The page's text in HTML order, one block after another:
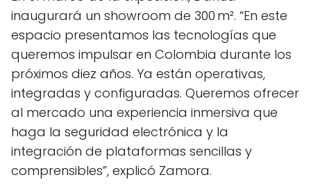
inaugurará un showroom de 300 m². “En este
espacio presentamos las tecnologías que
queremos impulsar en Colombia durante los
próximos diez años. Ya están operativas,
integradas y configuradas. Queremos ofrecer
al mercado una experiencia inmersiva que
haga la seguridad electrónica y la
integración de plataformas sencillas y
comprensibles”, explicó Zamora.